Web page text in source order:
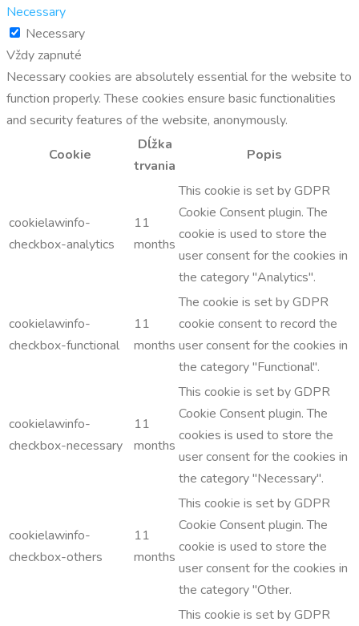
Necessary
Necessary
Vždy zapnuté
Necessary cookies are absolutely essential for the website to
function properly. These cookies ensure basic functionalities
and security features of the website, anonymously.
Cookie
Dĺžka
trvania
Popis
cookielawinfo-
checkbox-analytics
11
months
This cookie is set by GDPR
Cookie Consent plugin. The
cookie is used to store the
user consent for the cookies in
the category "Analytics".
cookielawinfo-
checkbox-functional
11
months
The cookie is set by GDPR
cookie consent to record the
user consent for the cookies in
the category "Functional".
cookielawinfo-
checkbox-necessary
11
months
This cookie is set by GDPR
Cookie Consent plugin. The
cookies is used to store the
user consent for the cookies in
the category "Necessary".
cookielawinfo-
checkbox-others
11
months
This cookie is set by GDPR
Cookie Consent plugin. The
cookie is used to store the
user consent for the cookies in
the category "Other.
This cookie is set by GDPR